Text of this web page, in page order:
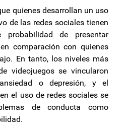
quienes desarrollan un uso
de las redes sociales tienen
de presentar
comparación con quienes
En tanto, los niveles más
videojuegos se vincularon
o depresión, y el
el uso de redes sociales se
de conducta como